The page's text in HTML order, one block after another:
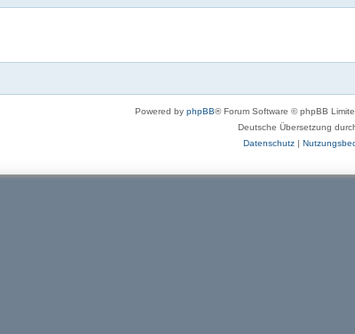
Powered by phpBB® Forum Software © phpBB
Deutsche Übersetzung
Datenschutz|